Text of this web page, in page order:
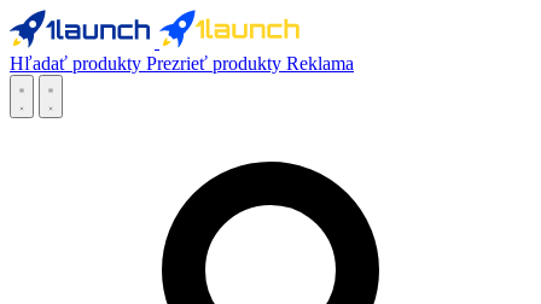
Hľadať produkty Prezrieť produkty Reklama